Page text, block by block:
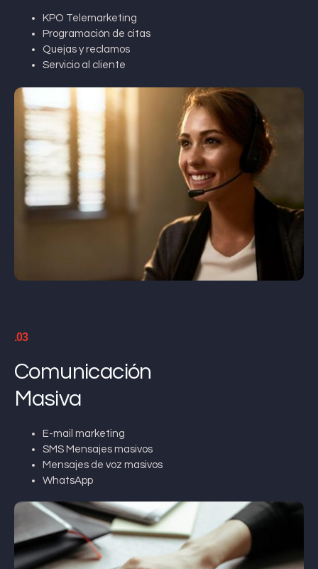
KPO Telemarketing
Programación de citas
Quejas y reclamos
Servicio al cliente
.03
Comunicación
Masiva
E-mail marketing
SMS Mensajes masivos
Mensajes de voz masivos
WhatsApp